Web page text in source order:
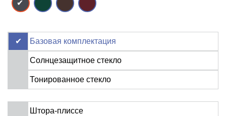
Базовая комплектация
Солнцезащитное стекло
Тонированное стекло
Штора-плиссе